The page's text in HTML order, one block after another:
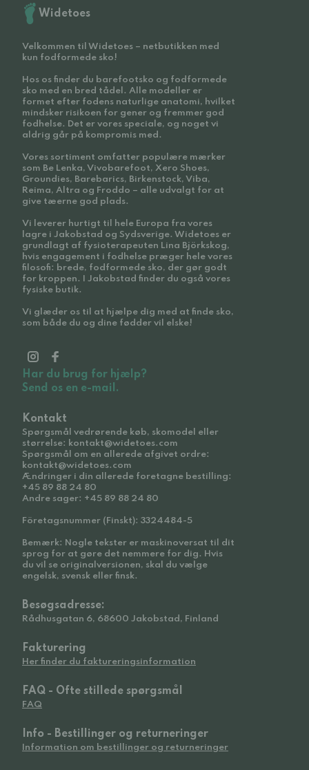
Widetoes
Velkommen til Widetoes – netbutikken med
kun fodformede sko!
Hos os finder du barefootsko og fodformede
sko med en bred tådel. Alle modeller er
formet efter fodens naturlige anatomi, hvilket
mindsker risikoen for gener og fremmer god
fodhelse. Det er vores speciale, og noget vi
aldrig går på kompromis med.
Vores sortiment omfatter populære mærker
som Be Lenka, Vivobarefoot, Xero Shoes,
Groundies, Barebarics, Birkenstock, Viba,
Reima, Altra og Froddo – alle udvalgt for at
give tæerne god plads.
Vi leverer hurtigt til hele Europa fra vores
lagre i Jakobstad og Sydsverige. Widetoes er
grundlagt af fysioterapeuten Lina Björkskog,
hvis engagement i fodhelse præger hele vores
filosofi: brede, fodformede sko, der gør godt
for kroppen. I Jakobstad finder du også vores
fysiske butik.
Vi glæder os til at hjælpe dig med at finde sko,
som både du og dine fødder vil elske!
Har du brug for hjælp?
Send os en e-mail.
Kontakt
Spørgsmål vedrørende køb, skomodel eller
størrelse: kontakt@widetoes.com
Spørgsmål om en allerede afgivet ordre:
kontakt@widetoes.com
Ændringer i din allerede foretagne bestilling:
+45 89 88 24 80
Andre sager: +45 89 88 24 80
Företagsnummer (Finskt): 3324484-5
Bemærk: Nogle tekster er maskinoversat til dit
sprog for at gøre det nemmere for dig. Hvis
du vil se originalversionen, skal du vælge
engelsk, svensk eller finsk.
Besøgsadresse:
Rådhusgatan 6, 68600 Jakobstad, Finland
Fakturering
Her finder du faktureringsinformation
FAQ - Ofte stillede spørgsmål
FAQ
Info - Bestillinger og returneringer
Information om bestillinger og returneringer